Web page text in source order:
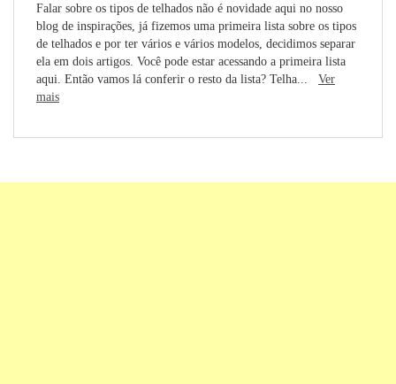
Falar sobre os tipos de telhados não é novidade aqui no nosso
blog de inspirações, já fizemos uma primeira lista sobre os tipos
de telhados e por ter vários e vários modelos, decidimos separar
ela em dois artigos. Você pode estar acessando a primeira lista
aqui. Então vamos lá conferir o resto da lista? Telha... Ver
mais